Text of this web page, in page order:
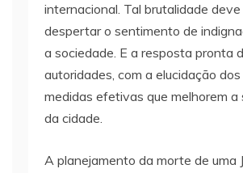
internacional. Tal brutalidade
despertar o sentimento de
a sociedade. E a resposta pronta
autoridades, com a elucidação
medidas efetivas que melhorem a
da cidade.
A planejamento da morte de uma